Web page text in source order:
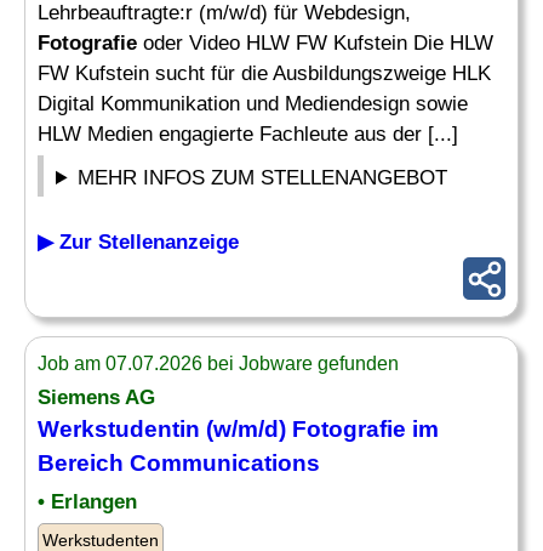
Lehrbeauftragte:r (m/w/d) für Webdesign,
Fotografie oder Video HLW FW Kufstein Die HLW
FW Kufstein sucht für die Ausbildungszweige HLK
Digital Kommunikation und Mediendesign sowie
HLW Medien engagierte Fachleute aus der [...]
MEHR INFOS ZUM STELLENANGEBOT
▶ Zur Stellenanzeige
Job am 07.07.2026 bei Jobware gefunden
Siemens AG
Werkstudentin (w/m/d) Fotografie im
Bereich Communications
• Erlangen
Werkstudenten